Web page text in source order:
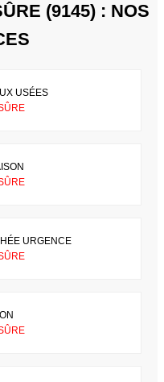
(9145) : NOS
USÉES
URGENCE